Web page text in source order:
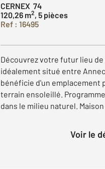
CERNEX 74
120,26 m2, 5 pièces
Ref : 16495
Découvrez votre futur lieu
idéalement situé entre
bénéficie d'un emplacement
terrain ensoleillé.
dans le milieu naturel. Maison
Voir le